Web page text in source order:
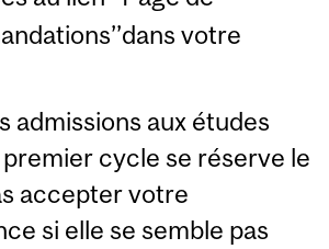
votre
admissions aux études
cycle se réserve le
accepter votre
si elle se semble pas